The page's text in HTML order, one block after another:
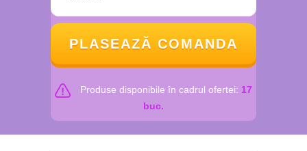
PLASEAZĂ COMANDA
Produse disponibile în cadrul ofertei: 17
buc.